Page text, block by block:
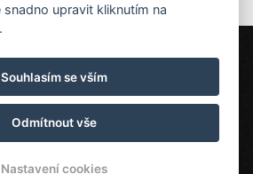
8:00 - 16:00 )
upravit kliknutím na
Souhlasím se vším
Odmítnout vše
Nastavení cookies